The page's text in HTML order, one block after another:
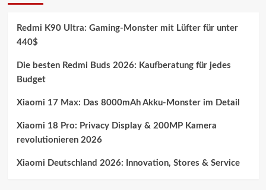
Redmi K90 Ultra: Gaming-Monster mit Lüfter für unter
440$
Die besten Redmi Buds 2026: Kaufberatung für jedes
Budget
Xiaomi 17 Max: Das 8000mAh Akku-Monster im Detail
Xiaomi 18 Pro: Privacy Display & 200MP Kamera
revolutionieren 2026
Xiaomi Deutschland 2026: Innovation, Stores & Service